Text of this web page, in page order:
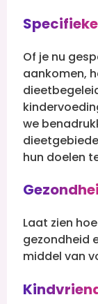
Of je nu
aankomen,
we
hun doelen
Laat zien
gezondheid
middel van